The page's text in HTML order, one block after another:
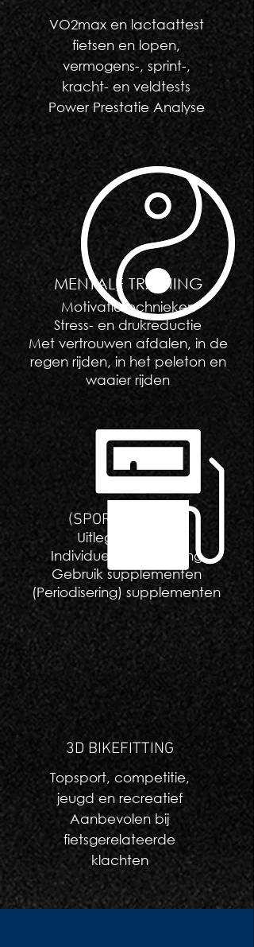
VO2max en lactaattest
fietsen en lopen,
vermogens-, sprint-,
kracht- en veldtests
Power Prestatie Analyse
MENTALE TRAINING
Motivatietechnieken
Stress- en drukreductie
Met vertrouwen afdalen, in de
regen rijden, in het peleton en
waaier rijden
(SPORT)VOEDING
Uitleg principes
Individuele begeleiding
Gebruik supplementen
(Periodisering) supplementen
3D BIKEFITTING
Topsport, competitie,
jeugd en recreatief
Aanbevolen bij
fietsgerelateerde
klachten